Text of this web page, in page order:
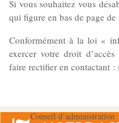
Nos partenaires
Institutionnels
Acteurs
Professionnels
Conseil d’administration
Si vous souhaitez vous
qui figure en bas de page de
Conformément à la loi «
exercer votre droit
faire rectifier en contactant :